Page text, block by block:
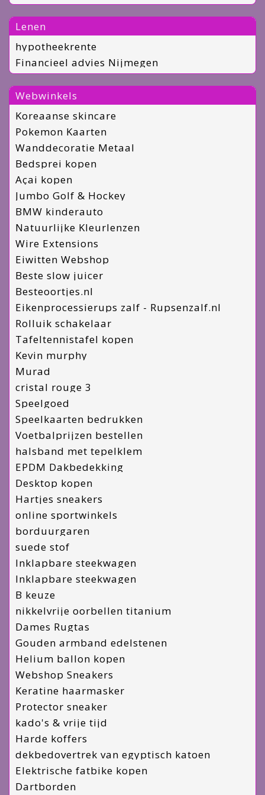
Lenen
hypotheekrente
Financieel advies Nijmegen
Webwinkels
Koreaanse skincare
Pokemon Kaarten
Wanddecoratie Metaal
Bedsprei kopen
Açai kopen
Jumbo Golf & Hockey
BMW kinderauto
Natuurlijke Kleurlenzen
Wire Extensions
Eiwitten Webshop
Beste slow juicer
Besteoortjes.nl
Eikenprocessierups zalf - Rupsenzalf.nl
Rolluik schakelaar
Tafeltennistafel kopen
Kevin murphy
Murad
cristal rouge 3
Speelgoed
Speelkaarten bedrukken
Voetbalprijzen bestellen
halsband met tepelklem
EPDM Dakbedekking
Desktop kopen
Hartjes sneakers
online sportwinkels
borduurgaren
suede stof
Inklapbare steekwagen
Inklapbare steekwagen
B keuze
nikkelvrije oorbellen titanium
Dames Rugtas
Gouden armband edelstenen
Helium ballon kopen
Webshop Sneakers
Keratine haarmasker
Protector sneaker
kado's & vrije tijd
Harde koffers
dekbedovertrek van egyptisch katoen
Elektrische fatbike kopen
Dartborden